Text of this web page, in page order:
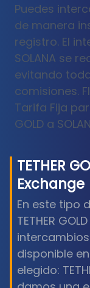
Puedes
de manera
registro. El
SOLANA se
evitando
comisiones.
Tarifa Fija
GOLD a
TETHER
Exchange
En este tipo
TETHER
disponible
elegido: